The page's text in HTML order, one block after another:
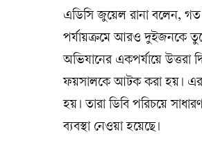
এডিসি জুয়েল রানা বলেন,
পর্যায়ক্রমে আরও দুইজনকে
অভিযানের একপর্যায়ে
ফয়সালকে আটক করা হয়। এর
হয়। তারা ডিবি পরিচয়ে
ব্যবস্থা নেওয়া হয়েছে।